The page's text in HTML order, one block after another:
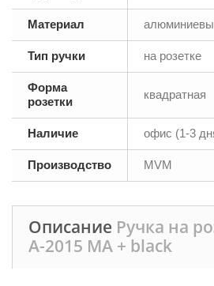
Материал
Тип ручки на розетке
Форма
розетки
квадратная
Наличие офис (1-3
Производство MVM
Описание Ручка на
А-2015 МА + black